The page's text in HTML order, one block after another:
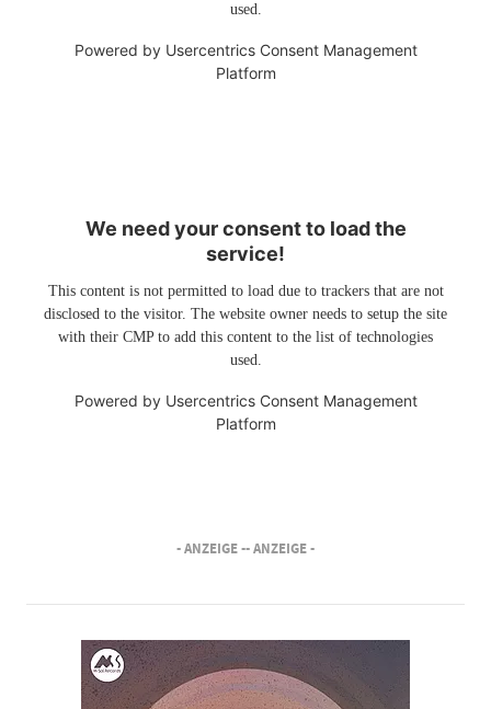
used.
Powered by Usercentrics Consent Management
Platform
We need your consent to load the
service!
This content is not permitted to load due to trackers that are not
disclosed to the visitor. The website owner needs to setup the site
with their CMP to add this content to the list of technologies
used.
Powered by Usercentrics Consent Management
Platform
- ANZEIGE -- ANZEIGE -